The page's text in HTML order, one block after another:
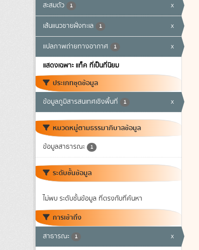
สะสมตัว 1 x
เส้นแนวชายฝั่งทะเล 1 x
แปลภาพถ่ายทางอากาศ 1
x
แสดงเฉพาะ แท็ค ที่เป็นที่นิยม
ประเภทชุดข้อมูล
ข้อมูลภูมิสารสนเทศเชิงพื้นที่ 1 x
หมวดหมู่ตามธรรมาภิบาลข้อมูล
ข้อมูลสาธารณะ 1
ระดับชั้นข้อมูล
ไม่พบ ระดับชั้นข้อมูล ที่ตรงกับที่ค้นหา
การเข้าถึง
สาธารณะ 1 x